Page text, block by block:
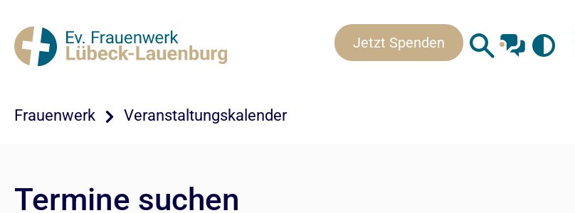
Kontakt
Jetzt Spenden
Frauenwerk Veranstaltungskalender
Termine suchen